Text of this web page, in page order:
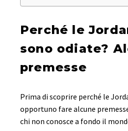
Perché le
sono odiate?
premesse
Prima di scoprire perché le
opportuno fare alcune
chi non conosce a fondo il